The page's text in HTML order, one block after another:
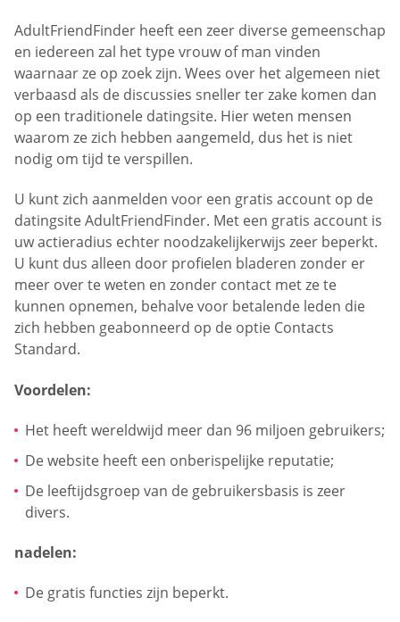
AdultFriendFinder heeft een zeer diverse gemeenschap
en iedereen zal het type vrouw of man vinden
waarnaar ze op zoek zijn. Wees over het algemeen niet
verbaasd als de discussies sneller ter zake komen dan
op een traditionele datingsite. Hier weten mensen
waarom ze zich hebben aangemeld, dus het is niet
nodig om tijd te verspillen.
U kunt zich aanmelden voor een gratis account op de
datingsite AdultFriendFinder. Met een gratis account is
uw actieradius echter noodzakelijkerwijs zeer beperkt.
U kunt dus alleen door profielen bladeren zonder er
meer over te weten en zonder contact met ze te
kunnen opnemen, behalve voor betalende leden die
zich hebben geabonneerd op de optie Contacts
Standard.
Voordelen:
Het heeft wereldwijd meer dan 96 miljoen gebruikers;
De website heeft een onberispelijke reputatie;
De leeftijdsgroep van de gebruikersbasis is zeer
divers.
nadelen:
De gratis functies zijn beperkt.